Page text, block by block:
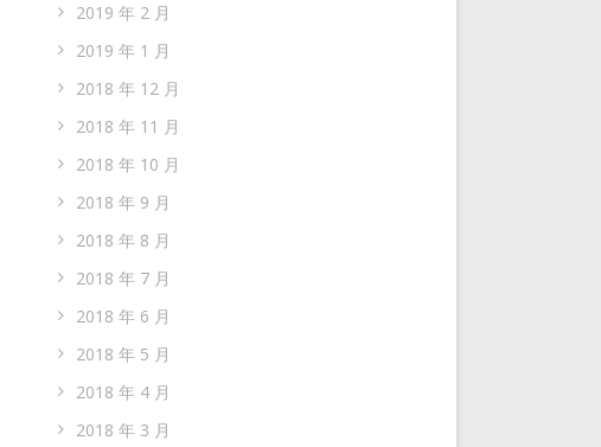
2019 年 2 月
2019 年 1 月
2018 年 12 月
2018 年 11 月
2018 年 10 月
2018 年 9 月
2018 年 8 月
2018 年 7 月
2018 年 6 月
2018 年 5 月
2018 年 4 月
2018 年 3 月